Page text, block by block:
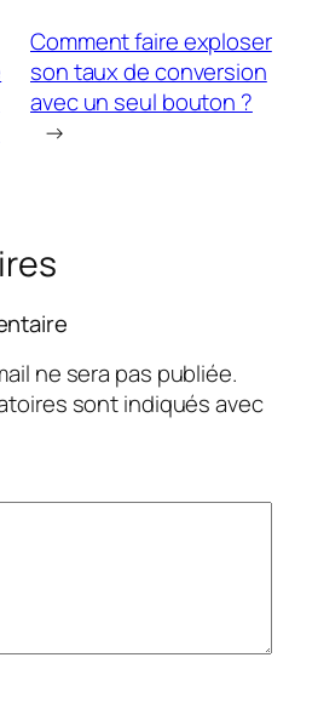
Comment faire exploser
son taux de conversion
avec un seul bouton ?
→
ne sera pas publiée.
sont indiqués avec